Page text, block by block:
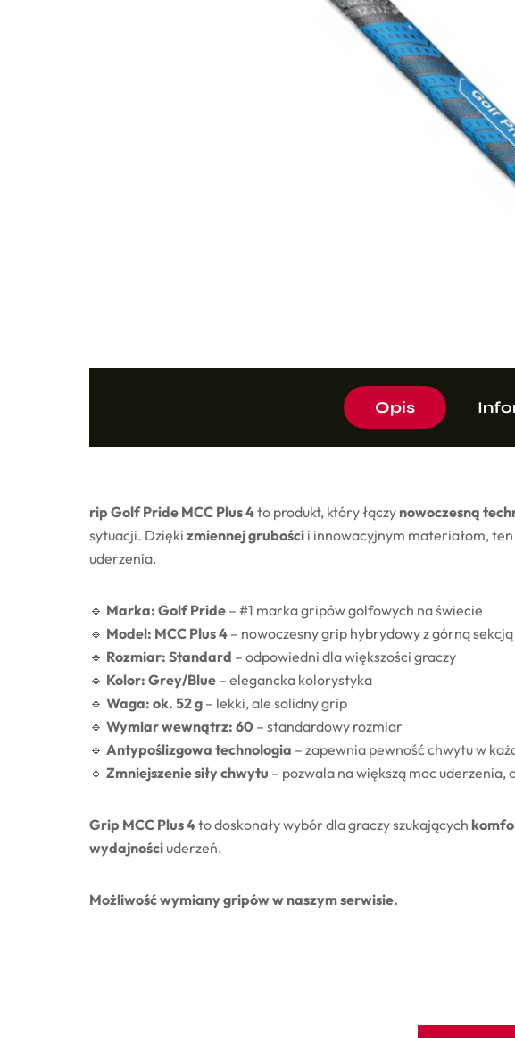
Opis
rip Golf Pride MCC Plus 4to produkt, który łączy nowoczesną
sytuacji. Dzięki zmiennej grubości i innowacyjnym materiałom,
uderzenia.
🔹 Marka: Golf Pride – #1 marka gripów golfowych na świecie
🔹 Model: MCC Plus 4 – nowoczesny grip hybrydowy z górną
🔹 Rozmiar: Standard – odpowiedni dla większości graczy
🔹 Kolor: Grey/Blue – elegancka kolorystyka
🔹 Waga: ok. 52 g – lekki, ale solidny grip
🔹 Wymiar wewnątrz: 60 – standardowy rozmiar
🔹 Antypoślizgowa technologia – zapewnia pewność chwytu w
🔹 Zmniejszenie siły chwytu – pozwala na większą moc uderzenia,
Grip MCC Plus 4to doskonały wybór dla graczy szukających
wydajności uderzeń.
Możliwość wymiany gripów w naszym serwisie.